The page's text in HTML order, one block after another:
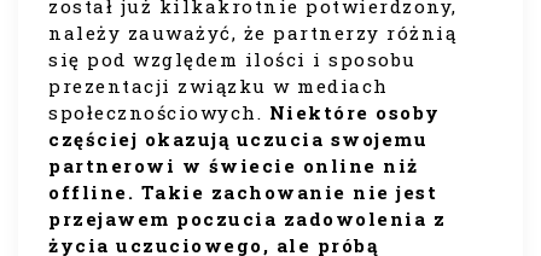
został już kilkakrotnie potwierdzony,
należy zauważyć, że partnerzy różnią
się pod względem ilości i sposobu
prezentacji związku w mediach
społecznościowych. Niektóre osoby
częściej okazują uczucia swojemu
partnerowi w świecie online niż
offline. Takie zachowanie nie jest
przejawem poczucia zadowolenia z
życia uczuciowego, ale próbą